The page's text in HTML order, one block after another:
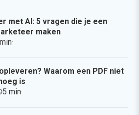
met AI: 5 vragen die je een
maken
·
Waarom een PDF niet
is
5 min·